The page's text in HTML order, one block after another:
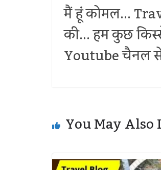
मैं हूं कोमल...
की... हम कुछ
Youtube चैनल से
You May Also